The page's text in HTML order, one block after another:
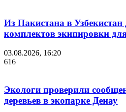
Из Пакистана в Узбекистан
комплектов экипировки
03.08.2026, 16:20
616
Экологи проверили
деревьев в экопарке Денау